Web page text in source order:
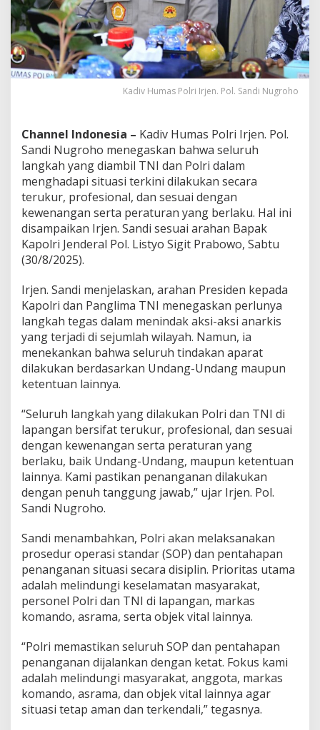
a
l
a
m
A
t
k
s
i
A
n
a
r
k
i
Kadiv Humas Polri Irjen. Pol. Sandi Nugroho
Channel Indonesia – Kadiv Humas Polri Irjen. Pol.
Sandi Nugroho menegaskan bahwa seluruh
langkah yang diambil TNI dan Polri dalam
menghadapi situasi terkini dilakukan secara
terukur, profesional, dan sesuai dengan
kewenangan serta peraturan yang berlaku. Hal ini
disampaikan Irjen. Sandi sesuai arahan Bapak
Kapolri Jenderal Pol. Listyo Sigit Prabowo, Sabtu
(30/8/2025).
Irjen. Sandi menjelaskan, arahan Presiden kepada
Kapolri dan Panglima TNI menegaskan perlunya
langkah tegas dalam menindak aksi-aksi anarkis
yang terjadi di sejumlah wilayah. Namun, ia
menekankan bahwa seluruh tindakan aparat
dilakukan berdasarkan Undang-Undang maupun
ketentuan lainnya.
“Seluruh langkah yang dilakukan Polri dan TNI di
lapangan bersifat terukur, profesional, dan sesuai
dengan kewenangan serta peraturan yang
berlaku, baik Undang-Undang, maupun ketentuan
lainnya. Kami pastikan penanganan dilakukan
dengan penuh tanggung jawab,” ujar Irjen. Pol.
Sandi Nugroho.
Sandi menambahkan, Polri akan melaksanakan
prosedur operasi standar (SOP) dan pentahapan
penanganan situasi secara disiplin. Prioritas utama
adalah melindungi keselamatan masyarakat,
personel Polri dan TNI di lapangan, markas
komando, asrama, serta objek vital lainnya.
“Polri memastikan seluruh SOP dan pentahapan
penanganan dijalankan dengan ketat. Fokus kami
adalah melindungi masyarakat, anggota, markas
komando, asrama, dan objek vital lainnya agar
situasi tetap aman dan terkendali,” tegasnya.